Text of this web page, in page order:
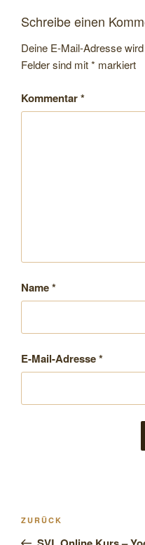
Schreibe einen
Deine E-Mail-Adresse
Felder sind mit* markiert
Kommentar*
Name*
E-Mail-Adresse*
Beitragsnavigation
Vorheriger
Beitrag
ZURÜCK